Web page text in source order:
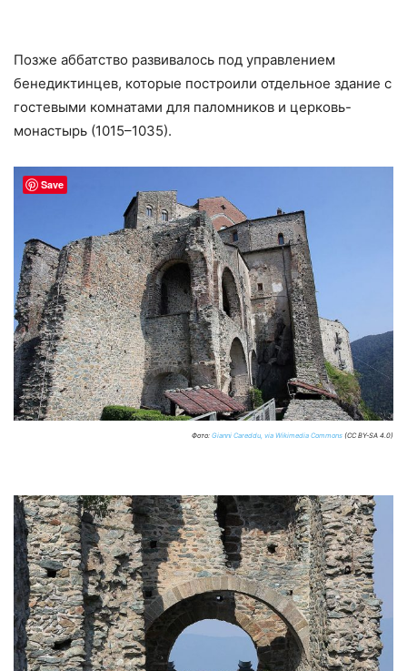
Позже аббатство развивалось под управлением
бенедиктинцев, которые построили отдельное здание с
гостевыми комнатами для паломников и церковь-
монастырь (1015–1035).
Фото: Gianni Careddu, via Wikimedia Commons (CC BY-SA 4.0)
Save